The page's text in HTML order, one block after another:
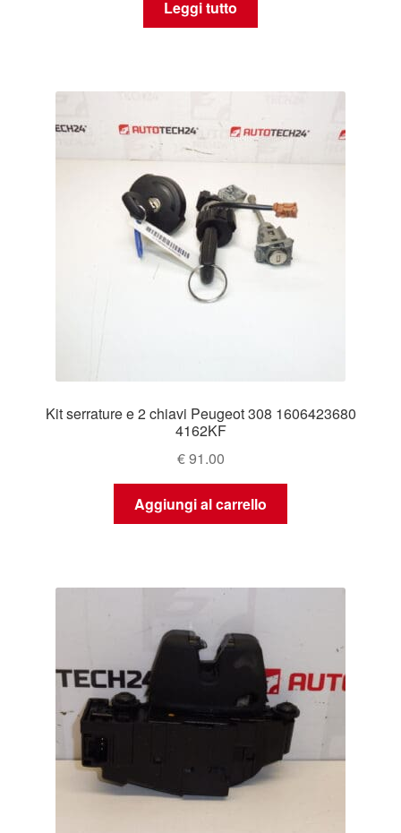
Leggi tutto
Kit serrature e 2 chiavi Peugeot 308 1606423680
4162KF
€91.00
Aggiungi al carrello